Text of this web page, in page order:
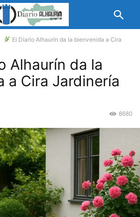
El Diario Alhaurín da la bienvenida a Cira
Alhaurín da la
a Cira Jardinería
8680